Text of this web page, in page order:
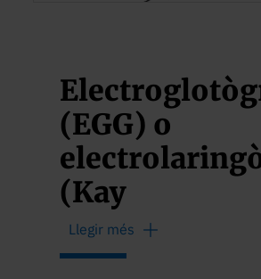
(EGG) o
(Kay
6103)
Llegir més